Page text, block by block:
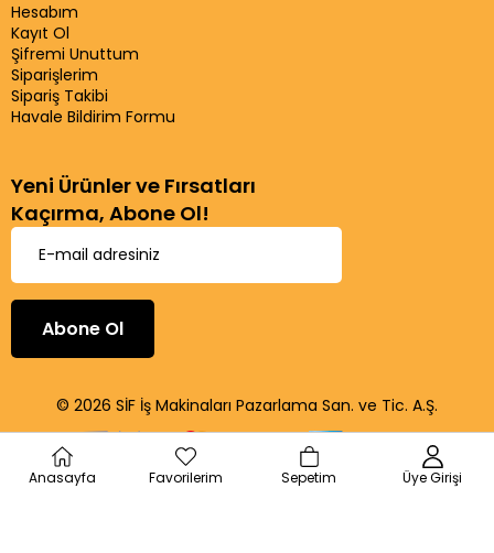
Hesabım
Kayıt Ol
Şifremi Unuttum
Siparişlerim
Sipariş Takibi
Havale Bildirim Formu
Yeni Ürünler ve Fırsatları
Kaçırma, Abone Ol!
Abone Ol
© 2026 SİF İş Makinaları Pazarlama San. ve Tic. A.Ş.
Anasayfa Favorilerim Sepetim Üye Girişi